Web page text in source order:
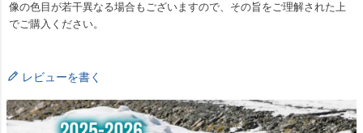
像の色目が若干異なる場合もございますので、その旨をご理解された上
でご購入ください。
レビューを書く